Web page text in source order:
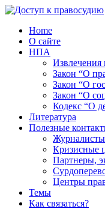
Home
О сайте
НПА
Закон “О
Закон “О
Закон “О
Кодекс “О
Литература
Полезные
Журналисты
Кризисные
Партнеры,
Центры
Темы
Как связаться?